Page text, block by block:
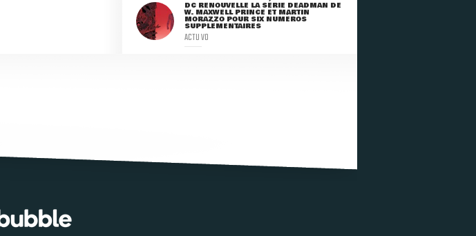
DC RENOUVELLE LA SÉRIE DEADMAN DE
W. MAXWELL PRINCE ET MARTIN
MORAZZO POUR SIX NUMÉROS
SUPPLÉMENTAIRES
ACTU VO